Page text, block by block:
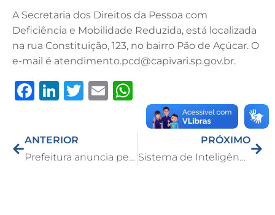
A Secretaria dos Direitos da Pessoa com
Deficiência e Mobilidade Reduzida, está localizada
na rua Constituição, 123, no bairro Pão de Açúcar. O
e-mail é atendimento.pcd@capivari.sp.gov.br.
F
e
b
Li
e
dI
T
te
r
E
l
at
s
A
ANTERIOR
Prefeitura anuncia perfuração de novo poço artesiano no bairro Castelani
PRÓXIMO
Sistema de Inteligência da Guarda Civil de Capivari ajuda a capturar procurado pela justiça no bairro Vila Fátima